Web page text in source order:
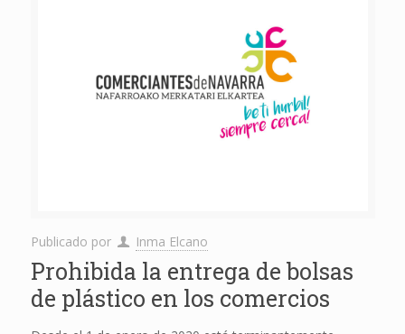
Publicado por Inma Elcano
Prohibida la entrega de bolsas
de plástico en los comercios